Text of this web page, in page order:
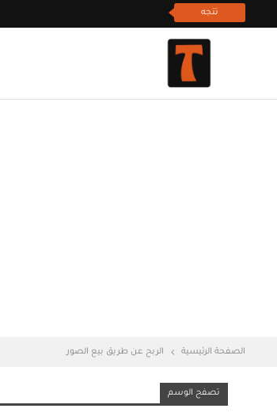
تتجه
الصفحة الرئيسية الربح عن طريق بيع الصور
تصفح الوسم